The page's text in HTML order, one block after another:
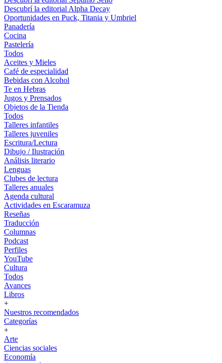
Descubrí la editorial Alpha Decay
Oportunidades en Puck, Titania y Umbriel
Panadería
Cocina
Pastelería
Todos
Aceites y Mieles
Café de especialidad
Bebidas con Alcohol
Te en Hebras
Jugos y Prensados
Objetos de la Tienda
Todos
Talleres infantiles
Talleres juveniles
Escritura/Lectura
Dibujo / Ilustración
Análisis literario
Lenguas
Clubes de lectura
Talleres anuales
Agenda cultural
Actividades en Escaramuza
Reseñas
Traducción
Columnas
Podcast
Perfiles
YouTube
Cultura
Todos
Avances
Libros
+
Nuestros recomendados
Categorías
+
Arte
Ciencias sociales
Economía